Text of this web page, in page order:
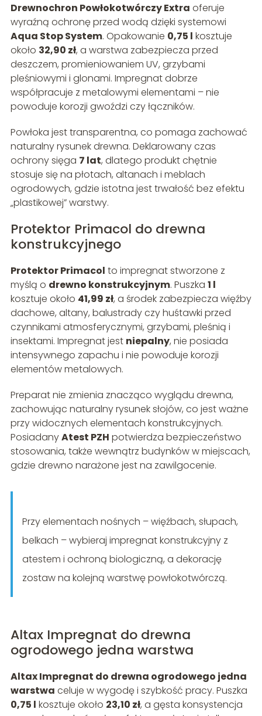
Drewnochron Powłokotwórczy Extra oferuje
wyraźną ochronę przed wodą dzięki systemowi
Aqua Stop System. Opakowanie 0,75 l kosztuje
około 32,90 zł, a warstwa zabezpiecza przed
deszczem, promieniowaniem UV, grzybami
pleśniowymi i glonami. Impregnat dobrze
współpracuje z metalowymi elementami – nie
powoduje korozji gwoździ czy łączników.
Powłoka jest transparentna, co pomaga zachować
naturalny rysunek drewna. Deklarowany czas
ochrony sięga 7 lat, dlatego produkt chętnie
stosuje się na płotach, altanach i meblach
ogrodowych, gdzie istotna jest trwałość bez efektu
„plastikowej” warstwy.
Protektor Primacol do drewna
konstrukcyjnego
Protektor Primacol to impregnat stworzone z
myślą o drewno konstrukcyjnym. Puszka 1 l
kosztuje około 41,99 zł, a środek zabezpiecza więźby
dachowe, altany, balustrady czy huśtawki przed
czynnikami atmosferycznymi, grzybami, pleśnią i
insektami. Impregnat jest niepalny, nie posiada
intensywnego zapachu i nie powoduje korozji
elementów metalowych.
Preparat nie zmienia znacząco wyglądu drewna,
zachowując naturalny rysunek słojów, co jest ważne
przy widocznych elementach konstrukcyjnych.
PosiadanyAtest PZH potwierdza bezpieczeństwo
stosowania, także wewnątrz budynków w miejscach,
gdzie drewno narażone jest na zawilgocenie.
Przy elementach nośnych – więźbach, słupach,
belkach – wybieraj impregnat konstrukcyjny z
atestem i ochroną biologiczną, a dekorację
zostaw na kolejną warstwę powłokotwórczą.
Altax Impregnat do drewna
ogrodowego jedna warstwa
Altax Impregnat do drewna ogrodowego jedna
warstwa celuje w wygodę i szybkość pracy. Puszka
0,75 l kosztuje około 23,10 zł, a gęsta konsystencja